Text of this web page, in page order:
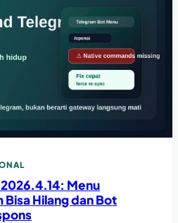
Menu
Hilang dan Bot